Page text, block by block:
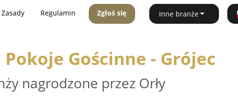
Zasady Regulamin Zgłoś się Inne branże
Gościnne - Grójec
nagrodzone przez Orły